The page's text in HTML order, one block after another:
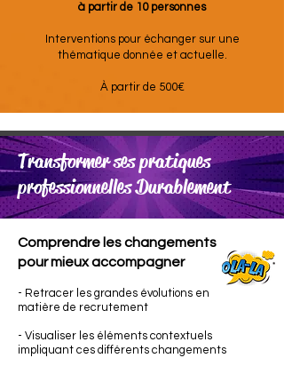
à partir de 10 personnes
Interventions pour échanger sur une
thématique donnée et actuelle.
À partir de 500€
Transformer ses pratiques
professionnelles Durablement
Comprendre les changements
pour mieux accompagner
- Retracer les grandes évolutions en
matière de recrutement
- Visualiser les éléments contextuels
impliquant ces différents changements